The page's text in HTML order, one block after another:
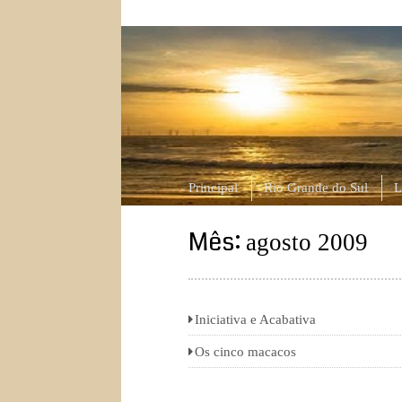
ngcanela.com
Atitude, comportamento e outras
Principal Rio Grande do Sul
Mês: agosto 2009
Iniciativa e Acabativa
Os cinco macacos